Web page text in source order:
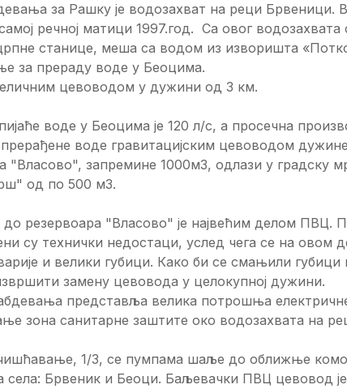
за Рашку је водозахват на реци Брвеници.
речној матици 1997.год. Са овог
станице, меша са водом из изворишта
за прераду воде у Беоцима.
цевоводом у дужини од 3 км.
воде у Беоцима је 120 л/с, а просечна
воде гравитацијским цевоводом
"Власово", запремине 1000м3, одлази у градску
од по 500 м3.
резервоара "Власово" је највећим делом ПВЦ.
су технички недостаци, услед чега се на овом
и велики губици. Како би се смањили губици
замену цевовода у целокупној дужини.
представља велика потрошња електричне
зона санитарне заштите око водозахвата на
1/3, се пумпама шаље до оближње
села: Брвеник и Беоци. Баљевачки ПВЦ цевовод